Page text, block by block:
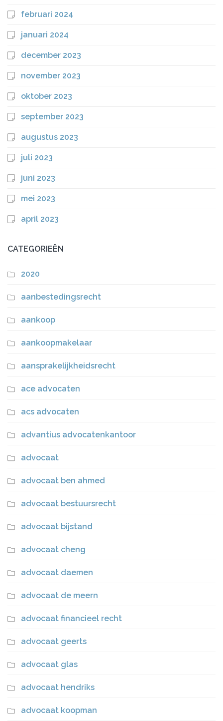
februari 2024
januari 2024
december 2023
november 2023
oktober 2023
september 2023
augustus 2023
juli 2023
juni 2023
mei 2023
april 2023
CATEGORIEËN
2020
aanbestedingsrecht
aankoop
aankoopmakelaar
aansprakelijkheidsrecht
ace advocaten
acs advocaten
advantius advocatenkantoor
advocaat
advocaat ben ahmed
advocaat bestuursrecht
advocaat bijstand
advocaat cheng
advocaat daemen
advocaat de meern
advocaat financieel recht
advocaat geerts
advocaat glas
advocaat hendriks
advocaat koopman